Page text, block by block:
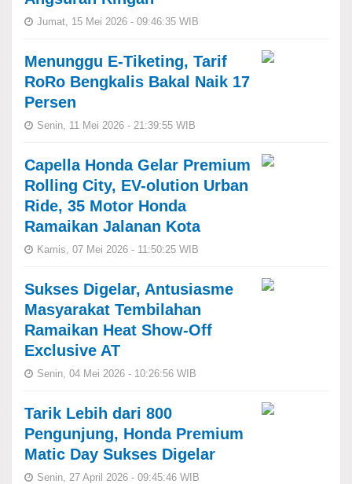
Jumat, 15 Mei 2026 - 09:46:35 WIB
Menunggu E-Tiketing, Tarif
RoRo Bengkalis Bakal Naik 17
Persen
Senin, 11 Mei 2026 - 21:39:55 WIB
Capella Honda Gelar Premium
Rolling City, EV-olution Urban
Ride, 35 Motor Honda
Ramaikan Jalanan Kota
Kamis, 07 Mei 2026 - 11:50:25 WIB
Sukses Digelar, Antusiasme
Masyarakat Tembilahan
Ramaikan Heat Show-Off
Exclusive AT
Senin, 04 Mei 2026 - 10:26:56 WIB
Tarik Lebih dari 800
Pengunjung, Honda Premium
Matic Day Sukses Digelar
Senin, 27 April 2026 - 09:45:46 WIB